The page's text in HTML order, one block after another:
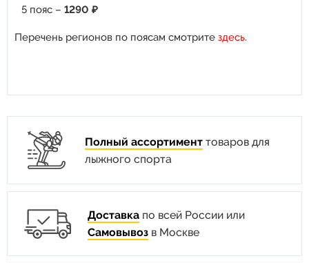
5 пояс – 1290 ₽
Перечень регионов по поясам смотрите здесь.
Полный ассортимент товаров для
лыжного спорта
Доставка по всей России или
Самовывоз в Москве